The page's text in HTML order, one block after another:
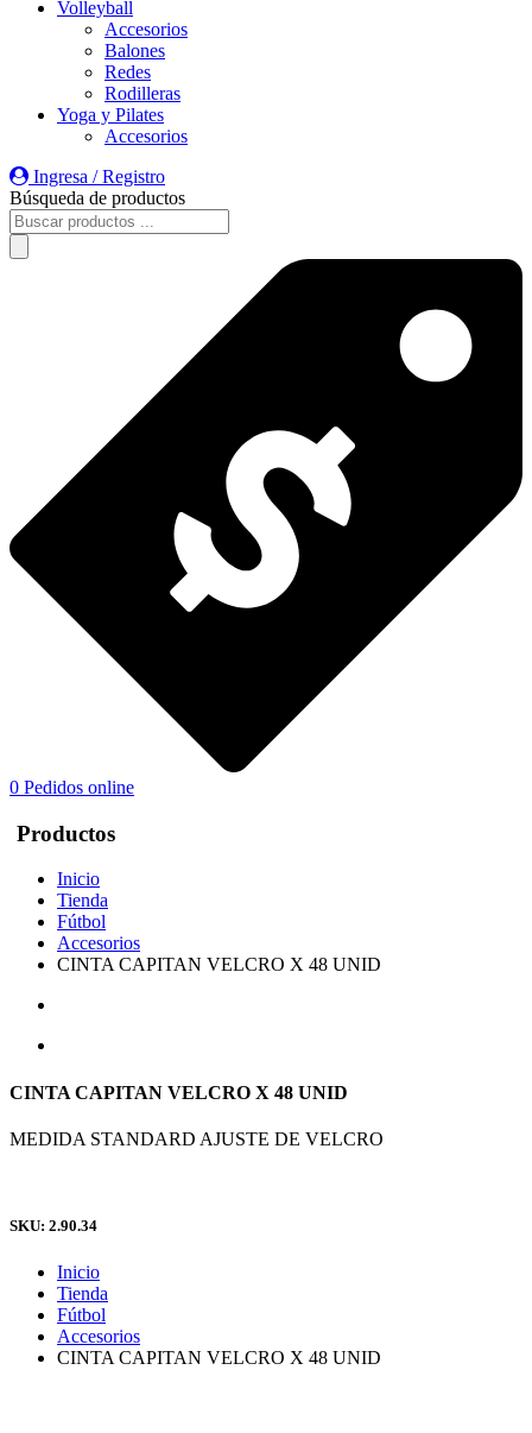
Volleyball
Accesorios
Balones
Redes
Rodilleras
Yoga y Pilates
Accesorios
Ingresa / Registro
Búsqueda de productos
0 Pedidos online
Productos
Inicio
Tienda
Fútbol
Accesorios
CINTA CAPITAN VELCRO X 48 UNID
CINTA CAPITAN VELCRO X 48 UNID
MEDIDA STANDARD AJUSTE DE VELCRO
SKU: 2.90.34
Inicio
Tienda
Fútbol
Accesorios
CINTA CAPITAN VELCRO X 48 UNID